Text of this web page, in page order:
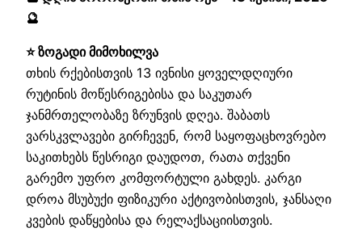
🔮
⭐ ზოგადი მიმოხილვა
თხის რქებისთვის 13 ივნისი ყოველდღიური
რუტინის მოწესრიგებისა და საკუთარ
ჯანმრთელობაზე ზრუნვის დღეა. შაბათს
ვარსკვლავები გირჩევენ, რომ საყოფაცხოვრებო
საკითხებს წესრიგი დაუდოთ, რათა თქვენი
გარემო უფრო კომფორტული გახდეს. კარგი
დროა მსუბუქი ფიზიკური აქტივობისთვის, ჯანსაღი
კვების დაწყებისა და რელაქსაციისთვის.